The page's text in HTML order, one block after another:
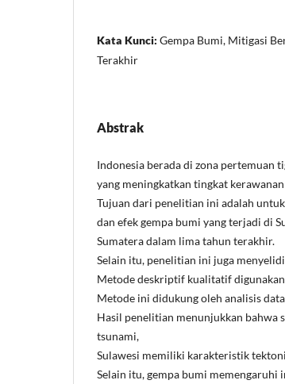
Kata Kunci: Gempa Bumi, Mitigasi
Terakhir
Abstrak
Indonesia berada di zona pertemuan
yang meningkatkan tingkat
Tujuan dari penelitian ini adalah
dan efek gempa bumi yang terjadi di
Sumatera dalam lima tahun terakhir.
Selain itu, penelitian ini juga
Metode deskriptif kualitatif
Metode ini didukung oleh analisis
Hasil penelitian menunjukkan bahwa
tsunami,
Sulawesi memiliki karakteristik
Selain itu, gempa bumi memengaruhi